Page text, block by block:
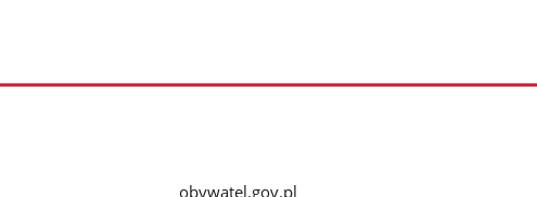
obywatel.gov.pl